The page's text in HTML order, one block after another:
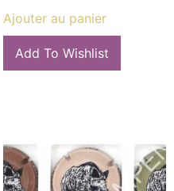
Ajouter au panier
Add To Wishlist